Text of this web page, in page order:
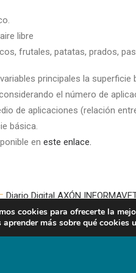
libre
frutales, patatas, prados,
principales la
el número de
de aplicaciones (relación
básica.
en este enlace.
Diario Digital AXÓN
Boletín Digital de Foro Agro
cookies para ofrecerte la
aprender más sobre qué